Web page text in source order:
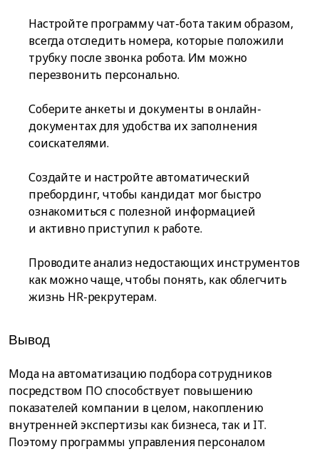
Настройте программу чат-бота таким образом,
всегда отследить номера, которые положили
трубку после звонка робота. Им можно
перезвонить персонально.
Соберите анкеты и документы в онлайн-
документах для удобства их заполнения
соискателями.
Создайте и настройте автоматический
пребординг, чтобы кандидат мог быстро
ознакомиться с полезной информацией
и активно приступил к работе.
Проводите анализ недостающих инструментов
как можно чаще, чтобы понять, как облегчить
жизнь HR-рекрутерам.
Вывод
Мода на автоматизацию подбора сотрудников
посредством ПО способствует повышению
показателей компании в целом, накоплению
внутренней экспертизы как бизнеса, так и IT.
Поэтому программы управления персоналом